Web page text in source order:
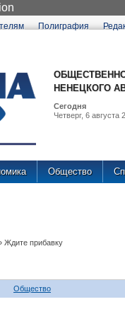
Полиграфия
НЕНЕЦКОГО
Сегодня
Четверг, 6 августа
Общество
Ждите прибавку
Общество